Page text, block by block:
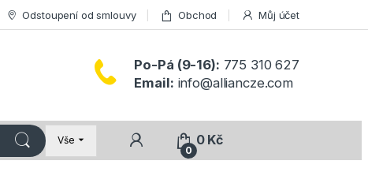
Odstoupení od smlouvy Obchod Můj účet
Po-Pá (9-16): 775 310 627
Email: info@alliancze.com
Vše
0
0 Kč